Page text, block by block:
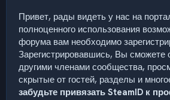
Привет, рады видеть у нас на
полноценного использования
форума вам необходимо
Зарегистрировавшись, Вы сможете
другими членами сообщества,
скрытые от гостей, разделы и
забудьте привязать SteamID к